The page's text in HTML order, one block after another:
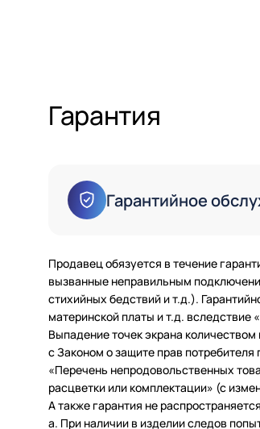
Гарантия
Гарантийное
Продавец обязуется в течение
вызванные неправильным
стихийных бедствий и т.д.).
материнской платы и т.д.
Выпадение точек экрана
с Законом о защите прав
«Перечень непродовольственных
расцветки или комплектации» (с
А также гарантия не
a. При наличии в изделии следов